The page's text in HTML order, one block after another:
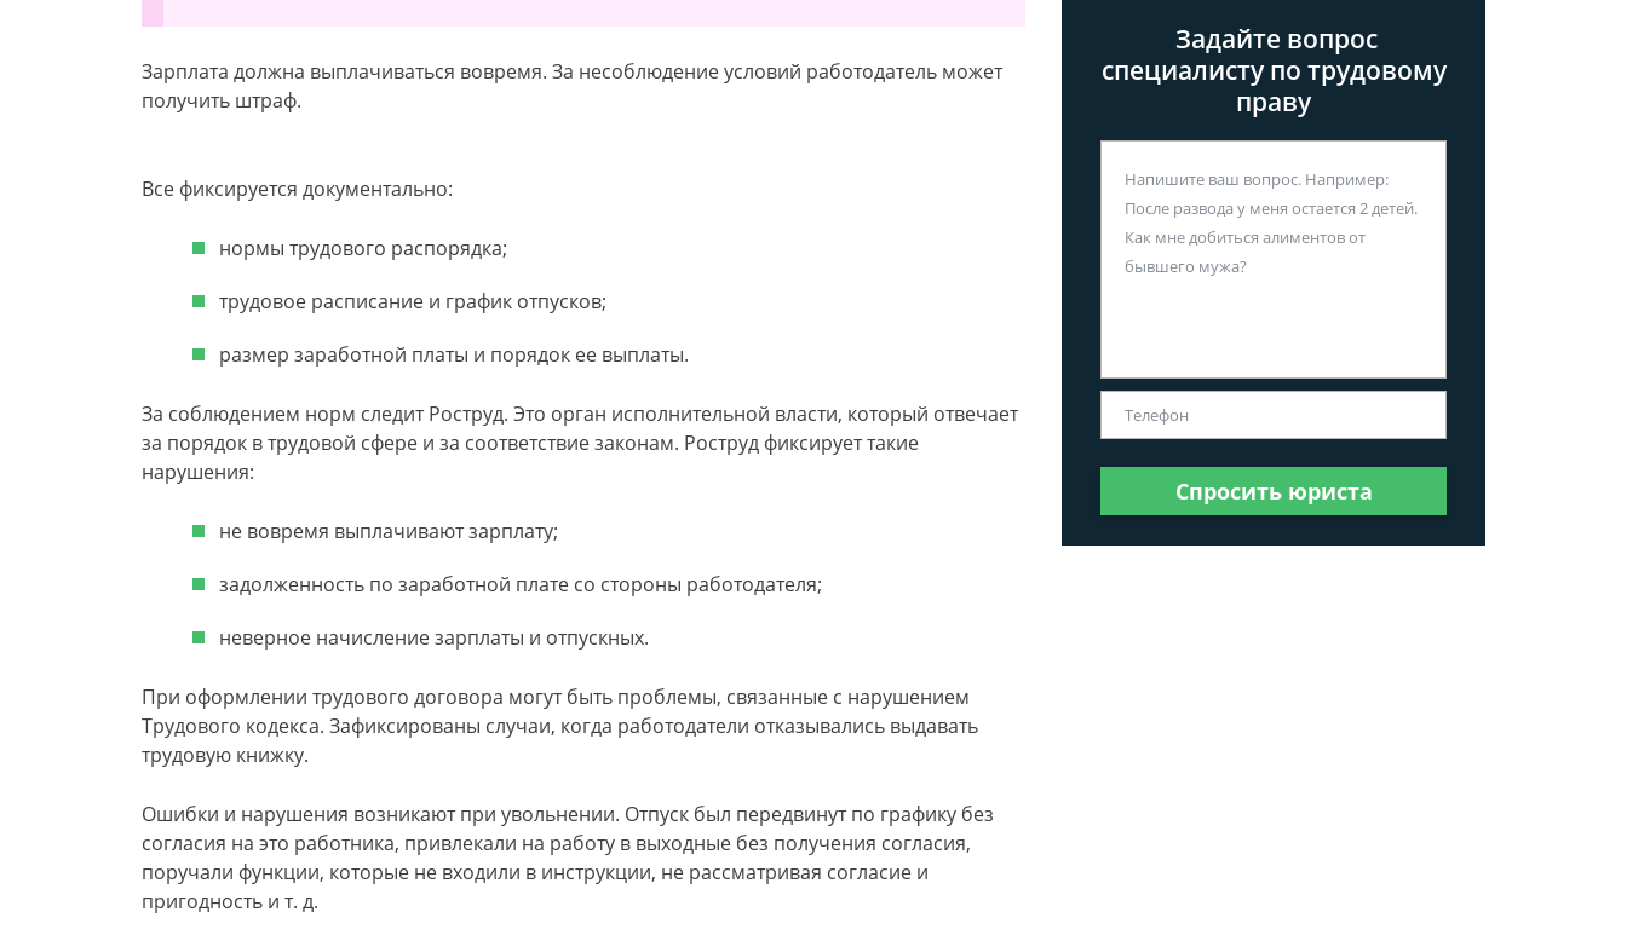
Зарплата должна выплачиваться вовремя. За несоблюдение условий работодатель может
получить штраф.
Все фиксируется документально:
нормы трудового распорядка;
трудовое расписание и график отпусков;
размер заработной платы и порядок ее выплаты.
За соблюдением норм следит Роструд. Это орган исполнительной власти, который отвечает
за порядок в трудовой сфере и за соответствие законам. Роструд фиксирует такие
нарушения:
не вовремя выплачивают зарплату;
задолженность по заработной плате со стороны работодателя;
неверное начисление зарплаты и отпускных.
При оформлении трудового договора могут быть проблемы, связанные с нарушением
Трудового кодекса. Зафиксированы случаи, когда работодатели отказывались выдавать
трудовую книжку.
Ошибки и нарушения возникают при увольнении. Отпуск был передвинут по графику без
согласия на это работника, привлекали на работу в выходные без получения согласия,
поручали функции, которые не входили в инструкции, не рассматривая согласие и
пригодность и т. д.
Задайте вопрос
специалисту по трудовому
праву
Спросить юриста